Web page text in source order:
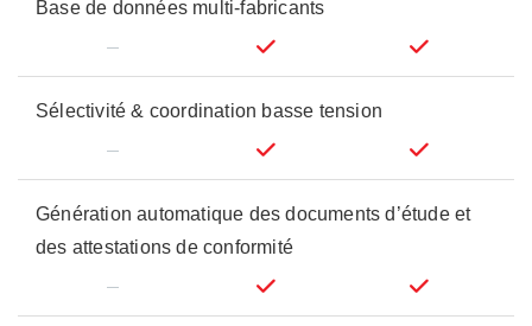
Base de données multi-fabricants
Sélectivité & coordination basse tension
Génération automatique des documents d’étude et
des attestations de conformité